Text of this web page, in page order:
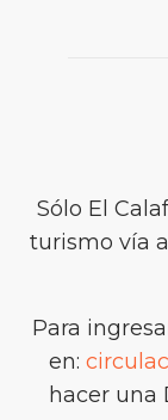
Sólo El
turismo vía
Para
en:
hacer una